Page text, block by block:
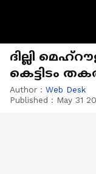
ദില്ലി
കെട്ടിടം
Author : Web Desk
Published : May 31